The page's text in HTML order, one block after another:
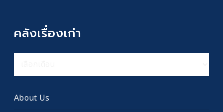
คลังเรื่องเก่า
เรื่อง
About Us